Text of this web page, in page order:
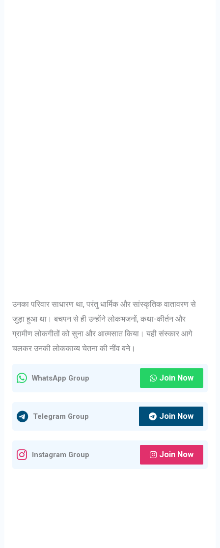
उनका परिवार साधारण था, परंतु धार्मिक और सांस्कृतिक वातावरण से
जुड़ा हुआ था। बचपन से ही उन्होंने लोकभजनों, कथा-कीर्तन और
ग्रामीण लोकगीतों को सुना और आत्मसात किया। यही संस्कार आगे
चलकर उनकी लोककाव्य चेतना की नींव बने।
WhatsApp Group Join Now
Telegram Group Join Now
Instagram Group Join Now